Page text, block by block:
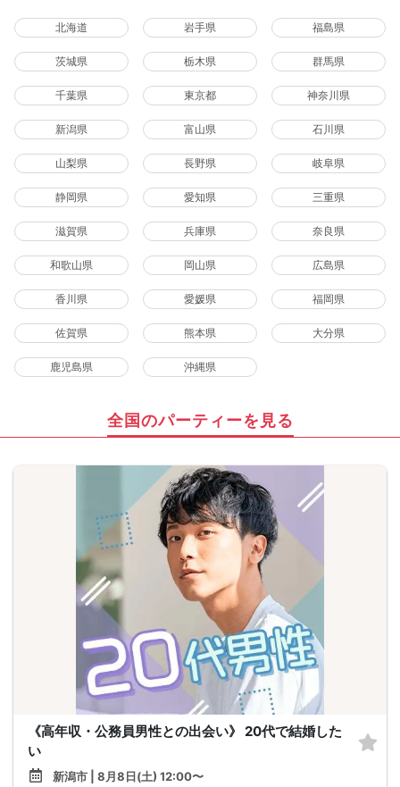
北海道 岩手県 福島県
茨城県 栃木県 群馬県
千葉県 東京都 神奈川県
新潟県 富山県 石川県
山梨県 長野県 岐阜県
静岡県 愛知県 三重県
滋賀県 兵庫県 奈良県
和歌山県 岡山県 広島県
香川県 愛媛県 福岡県
佐賀県 熊本県 大分県
鹿児島県 沖縄県
全国のパーティーを見る
《高年収・公務員男性との出会い》 20代で結婚した
い
新潟市 | 8月8日(土) 12:00〜